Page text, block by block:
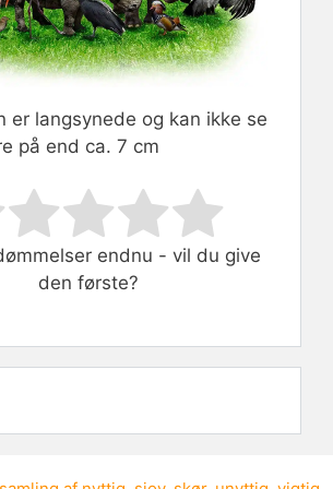
er langsynede og kan ikke se
på end ca. 7 cm
Submit Rating
endnu - vil du give
den første?